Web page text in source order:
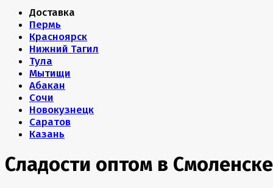
Доставка
Пермь
Красноярск
Нижний Тагил
Тула
Мытищи
Абакан
Сочи
Новокузнецк
Саратов
Казань
Сладости оптом в Смоленске